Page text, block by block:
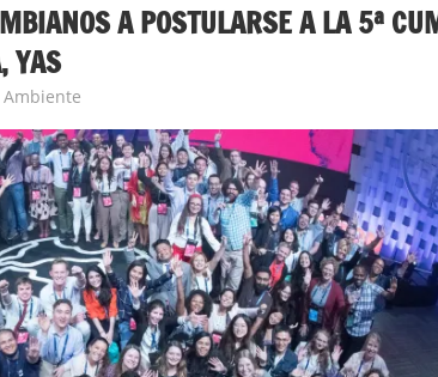
A POSTULARSE A LA 5ª
YAS